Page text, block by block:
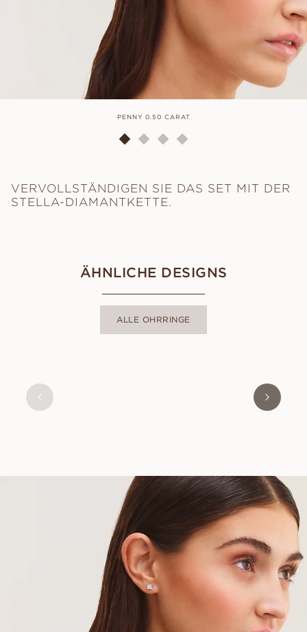
PENNY 0.50 CARAT
VERVOLLSTÄNDIGEN SIE DAS SET MIT DER
STELLA-DIAMANTKETTE.
ÄHNLICHE DESIGNS
ALLE OHRRINGE